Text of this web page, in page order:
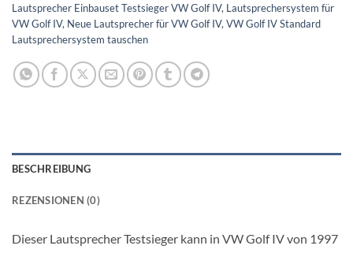
Lautsprecher Einbauset Testsieger VW Golf IV, Lautsprechersystem für
VW Golf IV, Neue Lautsprecher für VW Golf IV, VW Golf IV Standard
Lautsprechersystem tauschen
BESCHREIBUNG
REZENSIONEN (0)
Dieser Lautsprecher Testsieger kann in VW Golf IV von 1997